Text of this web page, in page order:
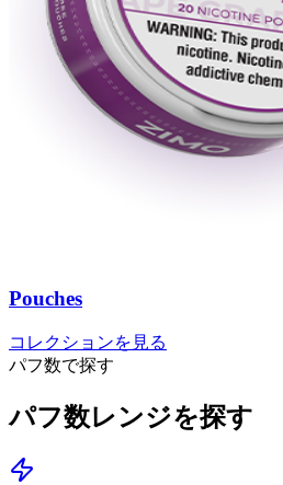
Pouches
コレクションを見る
パフ数で探す
パフ数レンジを探す